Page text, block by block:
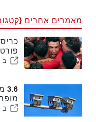
מאמרים אחרים
ב
ב